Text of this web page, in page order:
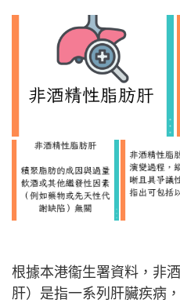
根據本港衞生署資料，非
肝）是指一系列肝臟疾病